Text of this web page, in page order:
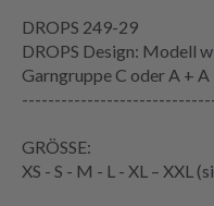
DROPS 249-29
DROPS Design: Modell
Garngruppe C oder A + A
GRÖSSE:
XS - S - M - L - XL – XXL